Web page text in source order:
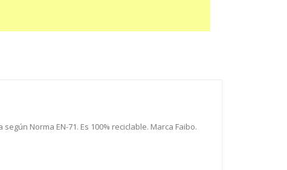
Norma EN-71. Es 100% reciclable. Marca Faibo.